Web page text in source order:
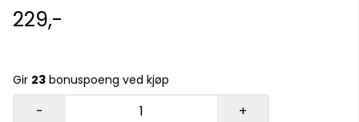
229,-
Gir 23 bonuspoeng ved kjøp
- +